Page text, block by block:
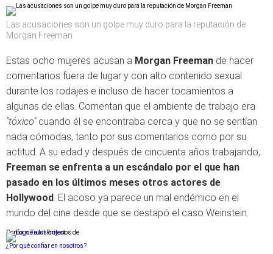
Las acusaciones son un golpe muy duro para la reputación de
Morgan Freeman
Estas ocho mujeres acusan a Morgan Freeman de hacer
comentarios fuera de lugar y con alto contenido sexual
durante los rodajes e incluso de hacer tocamientos a
algunas de ellas. Comentan que el ambiente de trabajo era
"tóxico"cuando él se encontraba cerca y que no se sentían
nada cómodas, tanto por sus comentarios como por su
actitud. A su edad y después de cincuenta años trabajando,
Freeman se enfrenta a un escándalo por el que han
pasado en los últimos meses otros actores de
Hollywood. El acoso ya parece un mal endémico en el
mundo del cine desde que se destapó el caso Weinstein.
Conforme a los criterios de
¿Por qué confiar en nosotros?